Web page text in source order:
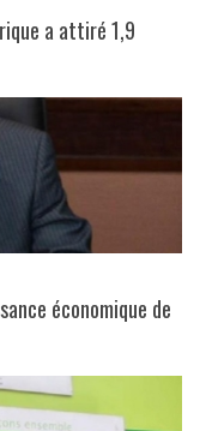
a attiré 1,9
économique de